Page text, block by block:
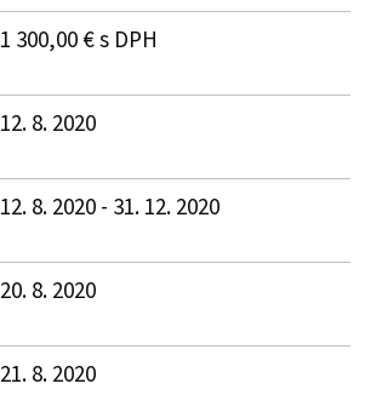
1 300,00 € s DPH
12. 8. 2020
12. 8. 2020 - 31. 12. 2020
20. 8. 2020
21. 8. 2020